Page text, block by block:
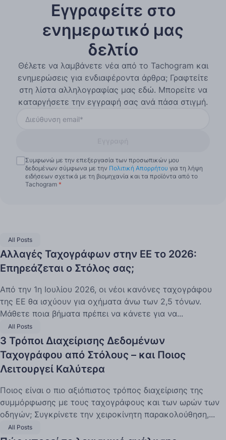
Εγγραφείτε στο
ενημερωτικό μας
δελτίο
Θέλετε να λαμβάνετε νέα από το Tachogram και
ενημερώσεις για ενδιαφέροντα άρθρα; Γραφτείτε
στη λίστα αλληλογραφίας μας εδώ. Μπορείτε να
καταργήσετε την εγγραφή σας ανά πάσα στιγμή.
Συμφωνώ με την επεξεργασία των προσωπικών μου
δεδομένων σύμφωνα με την Πολιτική Απορρήτου για τη λήψη
ειδήσεων σχετικά με τη βιομηχανία και τα προϊόντα από το
Tachogram *
All Posts
Αλλαγές Ταχογράφων στην ΕΕ το 2026:
Επηρεάζεται ο Στόλος σας;
Από την 1η Ιουλίου 2026, οι νέοι κανόνες ταχογράφου
της ΕΕ θα ισχύουν για οχήματα άνω των 2,5 τόνων.
Μάθετε ποια βήματα πρέπει να κάνετε για να...
All Posts
3 Τρόποι Διαχείρισης Δεδομένων
Ταχογράφου από Στόλους – και Ποιος
Λειτουργεί Καλύτερα
Ποιος είναι ο πιο αξιόπιστος τρόπος διαχείρισης της
συμμόρφωσης με τους ταχογράφους και των ωρών των
οδηγών; Συγκρίνετε την χειροκίνητη παρακολούθηση,...
All Posts